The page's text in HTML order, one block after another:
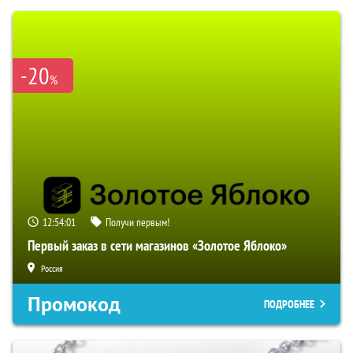
-20%
12:54:00 Получи первым!
Первый заказ в сети магазинов «Золотое Яблоко»
Россия
Промокод ПОДРОБНЕЕ